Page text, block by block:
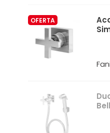
OFERTA
Fani